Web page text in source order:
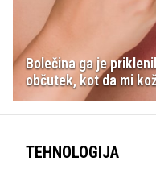
Bolečina ga je
občutek, kot da mi
TEHNOLOGIJA